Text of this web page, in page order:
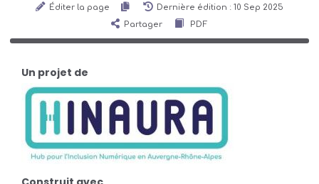
Éditer la page
Dernière édition : 10 Sep 2025
Partager
PDF
Un projet de